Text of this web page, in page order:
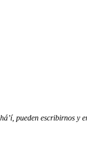
pueden escribirnos y